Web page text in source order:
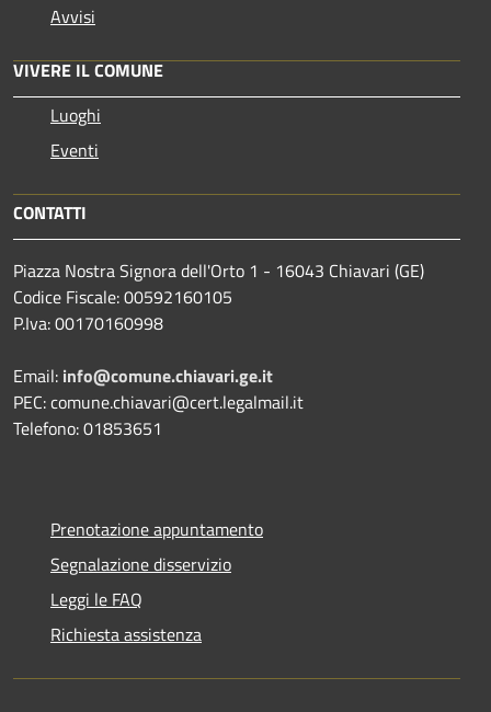
Avvisi
VIVERE IL COMUNE
Luoghi
Eventi
CONTATTI
Piazza Nostra Signora dell'Orto 1 - 16043 Chiavari (GE)
Codice Fiscale: 00592160105
P.Iva: 00170160998
Email: info@comune.chiavari.ge.it
PEC: comune.chiavari@cert.legalmail.it
Telefono: 01853651
Prenotazione appuntamento
Segnalazione disservizio
Leggi le FAQ
Richiesta assistenza